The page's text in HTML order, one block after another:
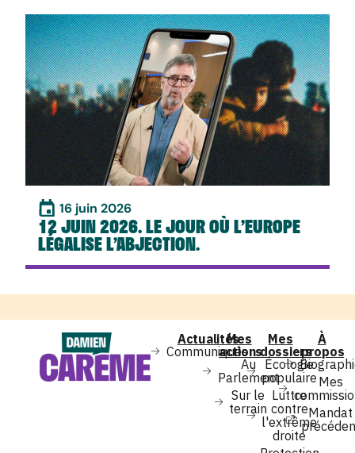
16 juin 2026
12 JUIN 2026. LE JOUR OÙ L’EUROPE
LÉGALISE L’ABJECTION.
Actualités
Communiqués
Mes
actions
Au
Parlement
Sur le
terrain
Mes
dossiers
Écologie
populaire
Luttre
contre
l'extrême
droite
À
propos
Mes
Mandat